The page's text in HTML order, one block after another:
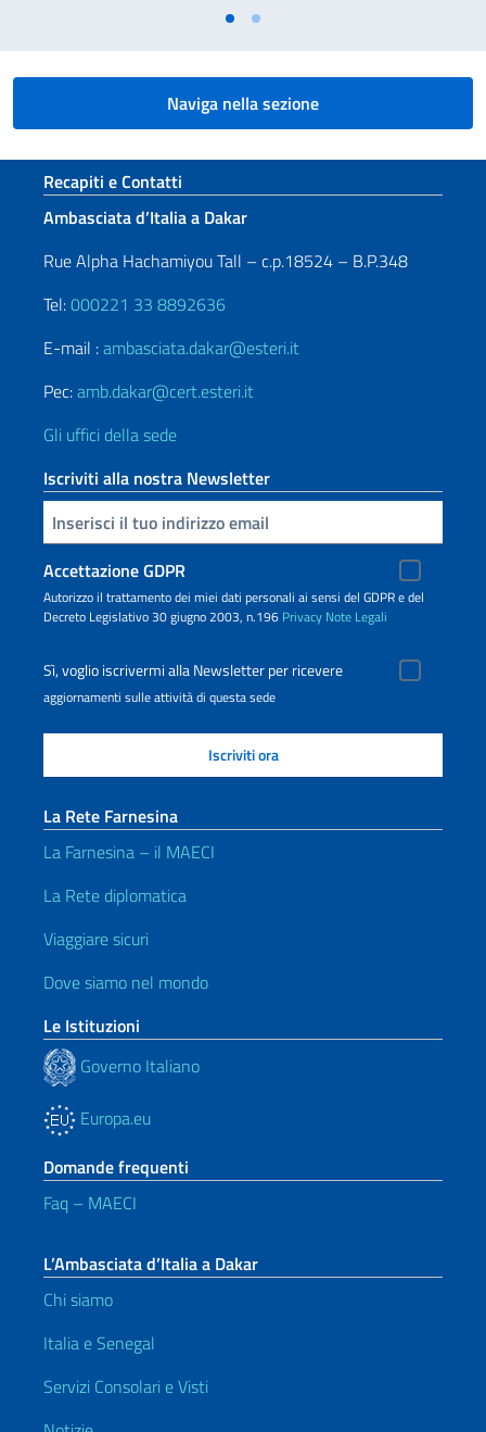
Naviga nella sezione
Sezione footer
Recapiti e Contatti
Ambasciata d’Italia a Dakar
Rue Alpha Hachamiyou Tall – c.p.18524 – B.P.348
Tel:000221 33 8892636
E-mail :ambasciata.dakar@esteri.it
Pec:amb.dakar@cert.esteri.it
Gli uffici della sede
Iscriviti alla nostra Newsletter
Inserisci la tua email
Accettazione GDPR
Autorizzo il trattamento dei miei dati personali ai sensi del GDPR e del
Decreto Legislativo 30 giugno 2003, n.196 Privacy Note Legali
Sì, voglio iscrivermi alla Newsletter per ricevere
aggiornamenti sulle attività di questa sede
La Rete Farnesina
La Farnesina – il MAECI
La Rete diplomatica
Viaggiare sicuri
Dove siamo nel mondo
Le Istituzioni
Governo Italiano
Europa.eu
Domande frequenti
Faq – MAECI
L’Ambasciata d’Italia a Dakar
Chi siamo
Italia e Senegal
Servizi Consolari e Visti